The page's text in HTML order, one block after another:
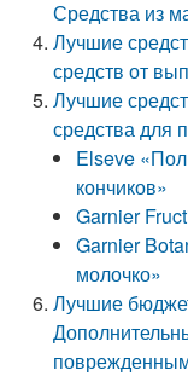
Средства из
Лучшие
средств от
Лучшие
средства для
Elseve
кончиков»
Garnier
Garnier
молочко»
Лучшие